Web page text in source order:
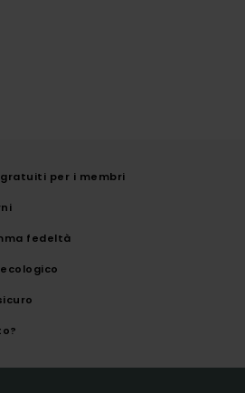
per i membri
fedeltà